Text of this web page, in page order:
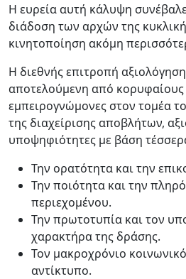
Η ευρεία αυτή κάλυψη
διάδοση των αρχών της
κινητοποίηση ακόμη
Η διεθνής επιτροπή
αποτελούμενη από
εμπειρογνώμονες στον τομέα
της διαχείρισης αποβλήτων,
υποψηφιότητες με βάση
Την ορατότητα και την
Την ποιότητα και την
περιεχομένου.
Την πρωτοτυπία και τον
χαρακτήρα της δράσης.
Τον μακροχρόνιο
αντίκτυπο.